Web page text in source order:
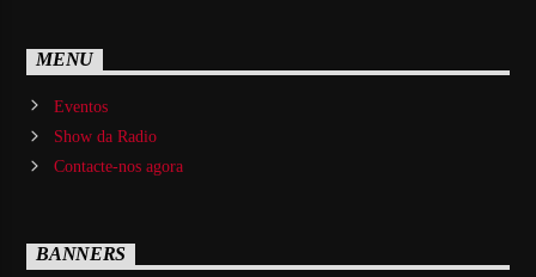
MENU
Eventos
Show da Radio
Contacte-nos agora
BANNERS